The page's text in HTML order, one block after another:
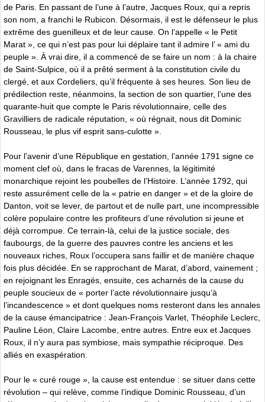
de Paris. En passant de l’une à l’autre, Jacques Roux, qui a repris
son nom, a franchi le Rubicon. Désormais, il est le défenseur le plus
extrême des guenilleux et de leur cause. On l’appelle « le Petit
Marat », ce qui n’est pas pour lui déplaire tant il admire l’ « ami du
peuple ». À vrai dire, il a commencé de se faire un nom : à la chaire
de Saint-Sulpice, où il a prêté serment à la constitution civile du
clergé, et aux Cordeliers, qu’il fréquente à ses heures. Son lieu de
prédilection reste, néanmoins, la section de son quartier, l’une des
quarante-huit que compte le Paris révolutionnaire, celle des
Gravilliers de radicale réputation, « où régnait, nous dit Dominic
Rousseau, le plus vif esprit sans-culotte ».
Pour l’avenir d’une République en gestation, l’année 1791 signe ce
moment clef où, dans le fracas de Varennes, la légitimité
monarchique rejoint les poubelles de l’Histoire. L’année 1792, qui
reste assurément celle de la « patrie en danger » et de la gloire de
Danton, voit se lever, de partout et de nulle part, une incompressible
colère populaire contre les profiteurs d’une révolution si jeune et
déjà corrompue. Ce terrain-là, celui de la justice sociale, des
faubourgs, de la guerre des pauvres contre les anciens et les
nouveaux riches, Roux l’occupera sans faillir et de manière chaque
fois plus décidée. En se rapprochant de Marat, d’abord, vainement ;
en rejoignant les Enragés, ensuite, ces acharnés de la cause du
peuple soucieux de « porter l’acte révolutionnaire jusqu’à
l’incandescence » et dont quelques noms resteront dans les annales
de la cause émancipatrice : Jean-François Varlet, Théophile Leclerc,
Pauline Léon, Claire Lacombe, entre autres. Entre eux et Jacques
Roux, il n’y aura pas symbiose, mais sympathie réciproque. Des
alliés en exaspération.
Pour le « curé rouge », la cause est entendue : se situer dans cette
révolution – qui relève, comme l’indique Dominic Rousseau, d’un